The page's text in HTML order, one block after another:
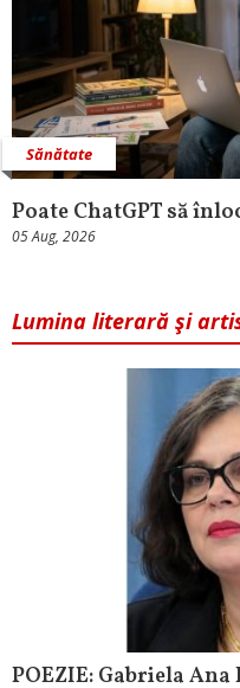
Sănătate
Poate ChatGPT să
05 Aug, 2026
Lumina literară şi
POEZIE: Gabriela Ana